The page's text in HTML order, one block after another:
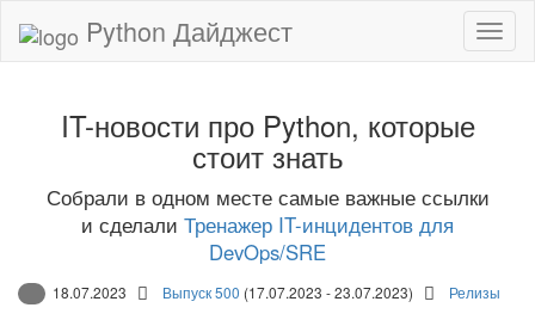
Python Дайджест
IT-новости про Python, которые
стоит знать
Собрали в одном месте самые важные ссылки
и сделали Тренажер IT-инцидентов для
DevOps/SRE
18.07.2023 Выпуск 500 (17.07.2023 - 23.07.2023) Релизы